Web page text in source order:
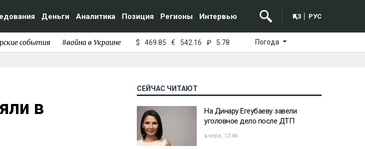
Деньги Аналитика Позиция Регионы Интервью ҚАЗ РУС
события #война в Украине $ 469.85 € 542.16 ₽ 5.78 Погода
в
СЕЙЧАС ЧИТАЮТ
На Динару Егеубаеву завели
уголовное дело после ДТП
вчера, 12:46